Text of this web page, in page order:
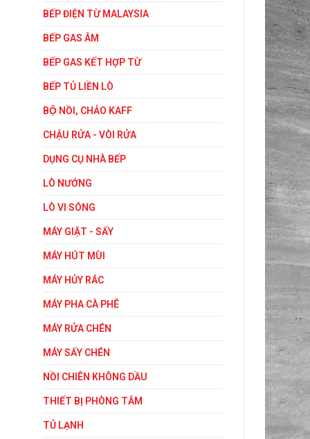
BẾP ĐIỆN TỪ MALAYSIA
BẾP GAS ÂM
BẾP GAS KẾT HỢP TỪ
BẾP TỦ LIỀN LÒ
BỘ NỒI, CHẢO KAFF
CHẬU RỬA - VÒI RỬA
DỤNG CỤ NHÀ BẾP
LÒ NƯỚNG
LÒ VI SÓNG
MÁY GIẶT - SẤY
MÁY HÚT MÙI
MÁY HỦY RÁC
MÁY PHA CÀ PHÊ
MÁY RỬA CHÉN
MÁY SẤY CHÉN
NỒI CHIÊN KHÔNG DẦU
THIẾT BỊ PHÒNG TẮM
TỦ LẠNH